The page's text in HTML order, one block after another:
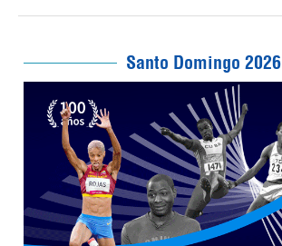
Santo Domingo 2026